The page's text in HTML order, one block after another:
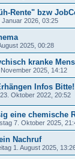
Rente" bzw
Januar 2026, 03:25
2025, 00:28
kranke
2025, 14:12
Infos
Oktober 2022, 20:52
eine chemische
7. Oktober 2025,
Nachruf
1. August 2025,